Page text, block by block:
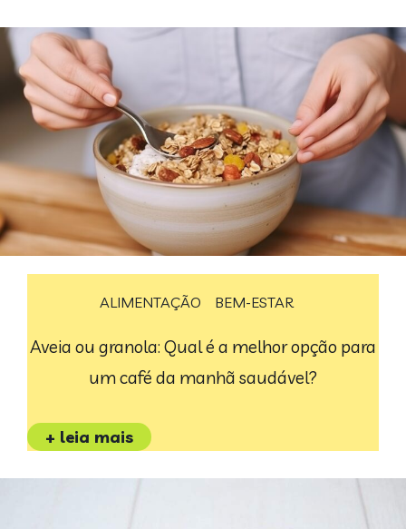
ALIMENTAÇÃO BEM-ESTAR
Aveia ou granola: Qual é a melhor opção para
um café da manhã saudável?
+ leia mais